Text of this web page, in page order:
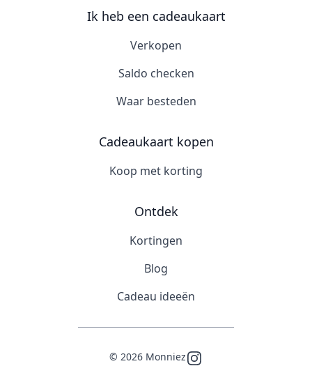
Ik heb een cadeaukaart
Verkopen
Saldo checken
Waar besteden
Cadeaukaart kopen
Koop met korting
Ontdek
Kortingen
Blog
Cadeau ideeën
© 2026 MonniezInstagram